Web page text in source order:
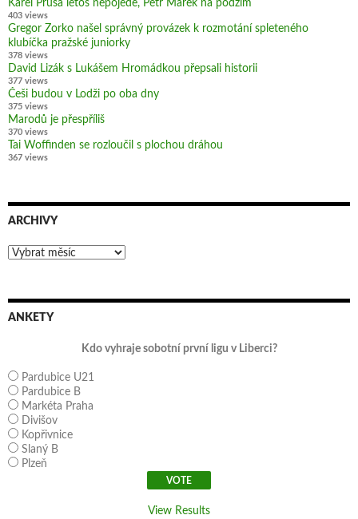
Karel Průša letos nepojede, Petr Marek na podzim
403 views
Gregor Zorko našel správný provázek k rozmotání spleteného
klubíčka pražské juniorky
378 views
David Lizák s Lukášem Hromádkou přepsali historii
377 views
Češi budou v Lodži po oba dny
375 views
Marodů je přespříliš
370 views
Tai Woffinden se rozloučil s plochou dráhou
367 views
ARCHIVY
Archivy
ANKETY
Kdo vyhraje sobotní první ligu v Liberci?
Pardubice U21
Pardubice B
Markéta Praha
Divišov
Kopřivnice
Slaný B
Plzeň
View Results